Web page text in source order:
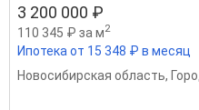
3 200 000 ₽
110 345 ₽ за м2
Ипотека от 15 348 ₽ в месяц
Новосибирская область,